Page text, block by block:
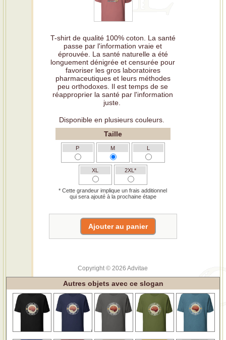
T-shirt de qualité 100% coton. La santé
passe par l'information vraie et
éprouvée. La santé naturelle a été
longuement dénigrée et censurée pour
favoriser les gros laboratoires
pharmaceutiques et leurs méthodes
peu orthodoxes. Il est temps de se
réapproprier la santé par l'information
juste.
Disponible en plusieurs couleurs.
Taille
P M L
XL 2XL*
* Cette grandeur implique un frais additionnel
qui sera ajouté à la prochaine étape
Copyright © 2026 Advitae
Autres objets avec ce slogan